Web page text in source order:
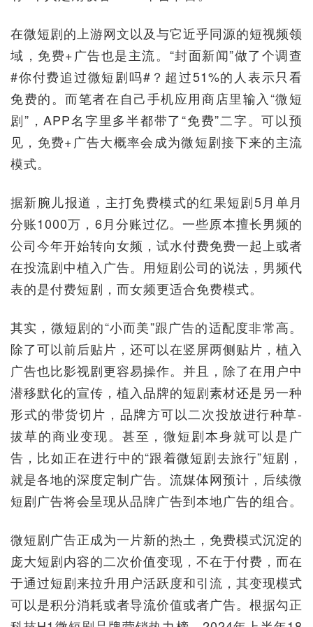
在微短剧的上游网文以及与它近乎同源的短视频领
域，免费+广告也是主流。“封面新闻”做了个调查
#你付费追过微短剧吗#？超过51%的人表示只看
免费的。而笔者在自己手机应用商店里输入“微短
剧”，APP名字里多半都带了“免费”二字。可以预
见，免费+广告大概率会成为微短剧接下来的主流
模式。
据新腕儿报道，主打免费模式的红果短剧5月单月
分账1000万，6月分账过亿。一些原本擅长男频的
公司今年开始转向女频，试水付费免费一起上或者
在投流剧中植入广告。用短剧公司的说法，男频代
表的是付费短剧，而女频更适合免费模式。
其实，微短剧的“小而美”跟广告的适配度非常高。
除了可以前后贴片，还可以在竖屏两侧贴片，植入
广告也比影视剧更容易操作。并且，除了在用户中
潜移默化的宣传，植入品牌的短剧素材还是另一种
形式的带货切片，品牌方可以二次投放进行种草-
拔草的商业变现。甚至，微短剧本身就可以是广
告，比如正在进行中的“跟着微短剧去旅行”短剧，
就是各地的深度定制广告。流媒体网预计，后续微
短剧广告将会呈现从品牌广告到本地广告的组合。
微短剧广告正成为一片新的热土，免费模式沉淀的
庞大短剧内容的二次价值变现，不在于付费，而在
于通过短剧来拉升用户活跃度和引流，其变现模式
可以是积分消耗或者导流价值或者广告。根据勾正